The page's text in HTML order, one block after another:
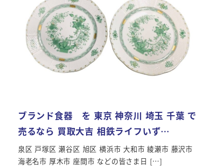
ブランド食器 を 東京 神奈川 埼玉 千葉 で
売るなら 買取大吉 相鉄ライフいず…
泉区 戸塚区 瀬谷区 旭区 横浜市 大和市 綾瀬市 藤沢市
海老名市 厚木市 座間市 などの皆さま日 […]